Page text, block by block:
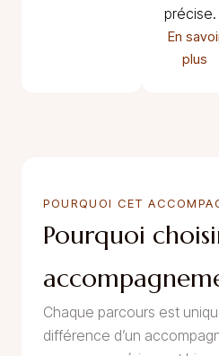
précise.
En
plus
POURQUOI CET
Pourquoi
Chaque parcours est
différence d’un